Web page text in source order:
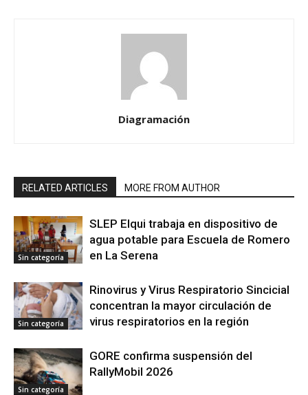
Diagramación
RELATED ARTICLES MORE FROM AUTHOR
Sin categoría
SLEP Elqui trabaja en dispositivo de
agua potable para Escuela de Romero
en La Serena
Sin categoría
Rinovirus y Virus Respiratorio Sincicial
concentran la mayor circulación de
virus respiratorios en la región
Sin categoría
GORE confirma suspensión del
RallyMobil 2026